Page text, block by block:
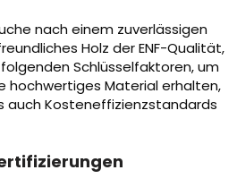
nach einem zuverlässigen
Holz der ENF-Qualität,
Schlüsselfaktoren, um
hochwertiges Material erhalten,
auch Kosteneffizienzstandards